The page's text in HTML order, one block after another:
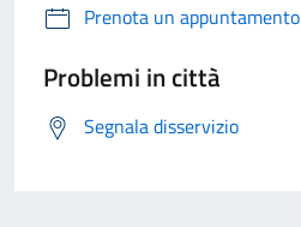
Prenota un appuntamento
Problemi in città
Segnala disservizio